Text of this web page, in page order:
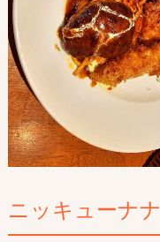
ニッキューナナ